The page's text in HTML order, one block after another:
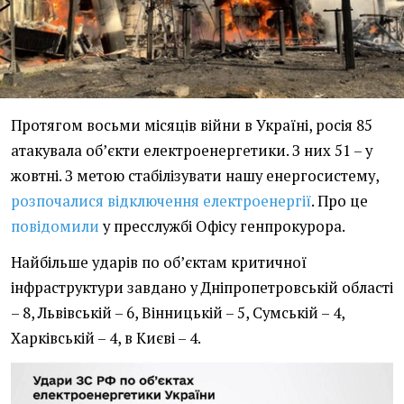
Протягом восьми місяців війни в Україні, росія 85
атакувала об’єкти електроенергетики. З них 51 – у
жовтні. З метою стабілізувати нашу енергосистему,
розпочалися відключення електроенергії. Про це
повідомилиу пресслужбі Офісу генпрокурора.
Найбільше ударів по об’єктам критичної
інфраструктури завдано у Дніпропетровській області
– 8, Львівській – 6, Вінницькій – 5, Сумській – 4,
Харківській – 4, в Києві – 4.